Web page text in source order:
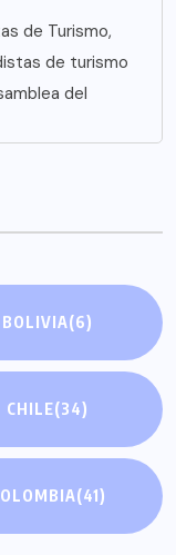
de Turismo,
de turismo
del
BOLIVIA(6)
CHILE(34)
(41)